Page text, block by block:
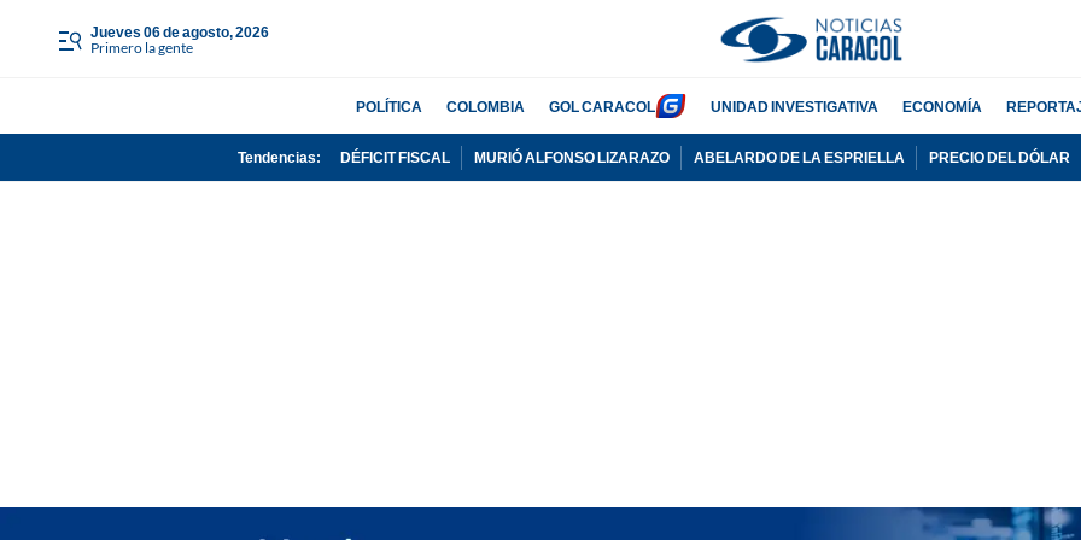
jueves 06 de agosto, 2026
Primero la gente
POLÍTICA COLOMBIA GOL CARACOL UNIDAD INVESTIGATIVA ECONOMÍA
Tendencias: DÉFICIT FISCAL MURIÓ ALFONSO LIZARAZO ABELARDO DE LA ESPRIELLA PRECIO DEL DÓLAR